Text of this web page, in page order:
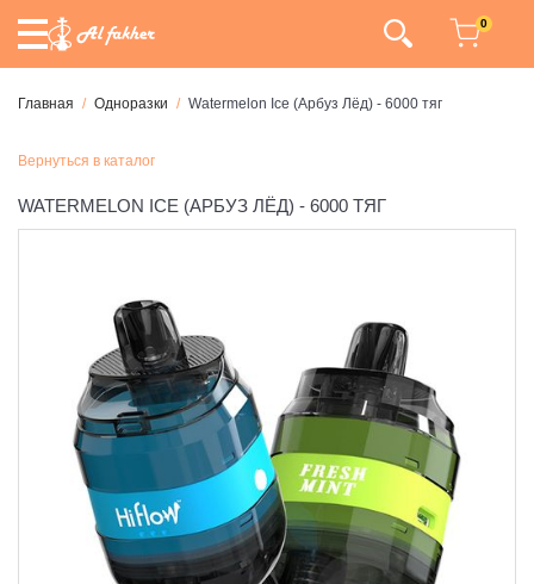
0
Главная Одноразки Watermelon Ice (Арбуз Лёд) - 6000 тяг
Вернуться в каталог
WATERMELON ICE (АРБУЗ ЛЁД) - 6000 ТЯГ